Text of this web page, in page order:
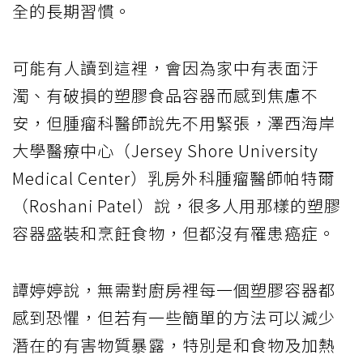
全的長期習慣。
可能有人讀到這裡，會因為家中有表面汙
濁、有破損的塑膠食品容器而感到焦慮不
安，但腫瘤科醫師說先不用緊張，澤西海岸
大學醫療中心（Jersey Shore University
Medical Center）乳房外科腫瘤醫師帕特爾
（Roshani Patel）說，很多人用那樣的塑膠
容器盛裝和烹飪食物，但都沒有罹患癌症。
譚婷婷說，無需對廚房裡每一個塑膠容器都
感到恐懼，但若有一些簡單的方法可以減少
潛在的有害物質暴露，特別是和食物及加熱